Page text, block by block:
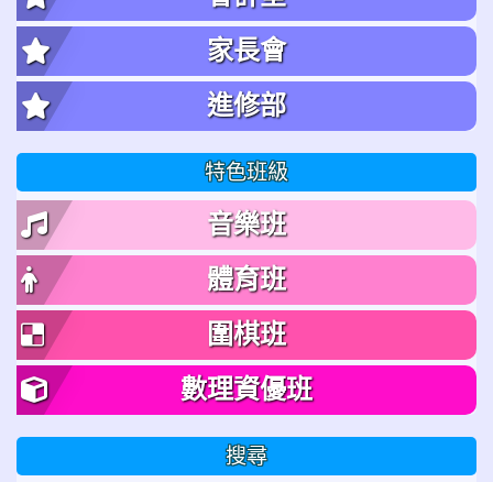
家長會
進修部
特色班級
音樂班
體育班
圍棋班
數理資優班
搜尋